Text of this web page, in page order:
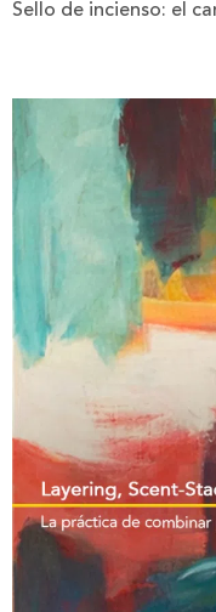
Sello de incienso: el